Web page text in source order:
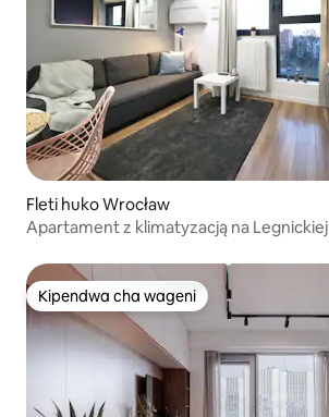
Fleti huko Wrocław
Apartament z klimatyzacją na Legnickiej
Kipendwa cha wageni
Kipendwa cha wageni